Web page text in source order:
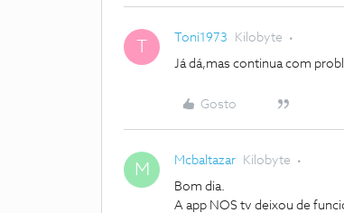
T Toni1973 Kilobyte
Já dá,mas continua com
Gosto
M Mcbaltazar Kilobyte
Bom dia.
A app NOS tv deixou de